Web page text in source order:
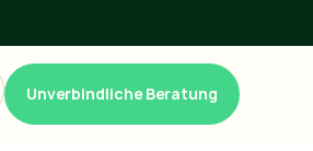
Unverbindliche Beratung